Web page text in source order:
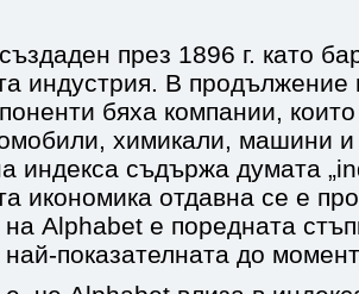
през 1896 г. като
индустрия. В продължение
бяха компании,
химикали, машини
индекса съдържа думата
икономика отдавна се е
Alphabet е поредната
показателната до